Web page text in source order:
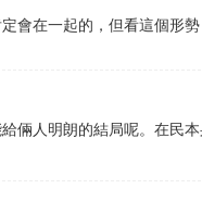
會在一起的，但看這個形
倆人明朗的結局呢。在民